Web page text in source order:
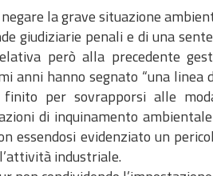
la grave situazione
giudiziarie penali e di una
però alla precedente
anni hanno segnato “una linea
per sovrapporsi alle
di inquinamento
essendosi evidenziato un
industriale.